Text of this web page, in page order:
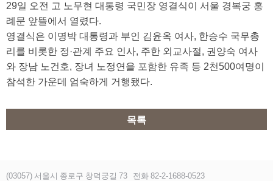
29일 오전 고 노무현 대통령 국민장 영결식이 서울 경복궁 홍
례문 앞뜰에서 열렸다.
영결식은 이명박 대통령과 부인 김윤옥 여사, 한승수 국무총
리를 비롯한 정·관계 주요 인사, 주한 외교사절, 권양숙 여사
와 장남 노건호, 장녀 노정연을 포함한 유족 등 2천500여명이
참석한 가운데 엄숙하게 거행됐다.
목록
(03057) 서울시 종로구 창덕궁길 73 전화 82-2-1688-0523